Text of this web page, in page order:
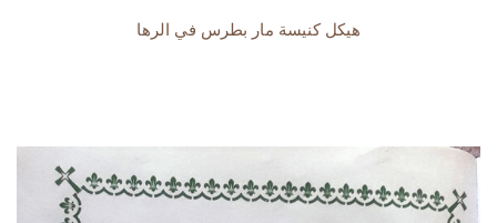
هيكل كنيسة مار بطرس في الرها